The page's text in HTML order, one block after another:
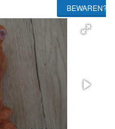
BEWAREN?